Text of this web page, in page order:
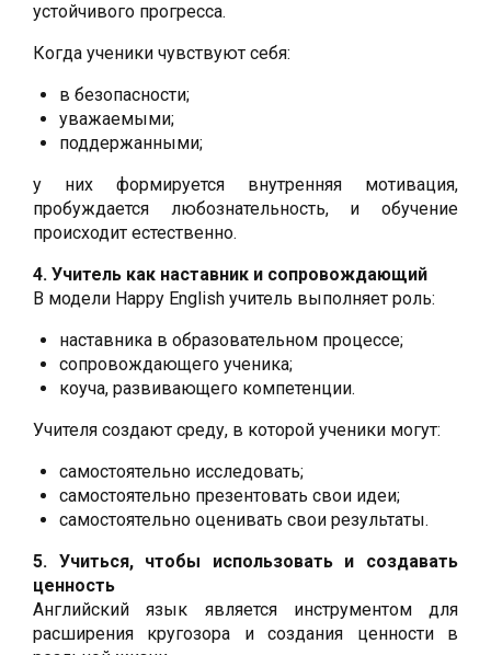
устойчивого прогресса.
Когда ученики чувствуют себя:
в безопасности;
уважаемыми;
поддержанными;
у них формируется внутренняя мотивация,
пробуждается любознательность, и обучение
происходит естественно.
4. Учитель как наставник и сопровождающий
В модели Happy English учитель выполняет роль:
наставника в образовательном процессе;
сопровождающего ученика;
коуча, развивающего компетенции.
Учителя создают среду, в которой ученики могут:
самостоятельно исследовать;
самостоятельно презентовать свои идеи;
самостоятельно оценивать свои результаты.
5. Учиться, чтобы использовать и создавать
ценность
Английский язык является инструментом для
расширения кругозора и создания ценности в